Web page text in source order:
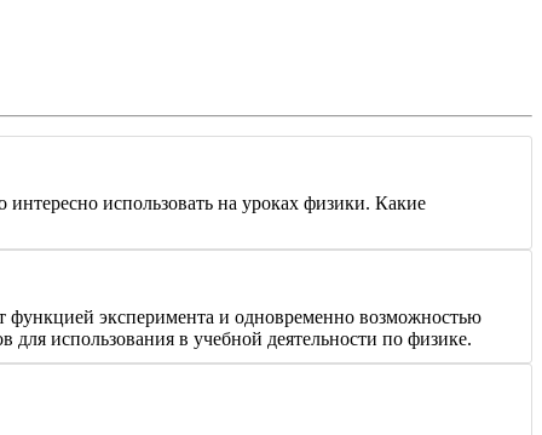
использовать на уроках физики. Какие
функцией эксперимента и одновременно возможностью
использования в учебной деятельности по физике.